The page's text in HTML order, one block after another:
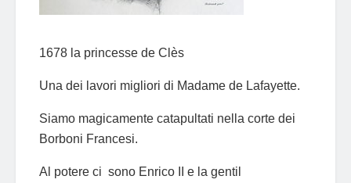
1678 la princesse de Clès
Una dei lavori migliori di Madame de Lafayette.
Siamo magicamente catapultati nella corte dei
Borboni Francesi.
Al potere ci sono Enrico II e la gentil